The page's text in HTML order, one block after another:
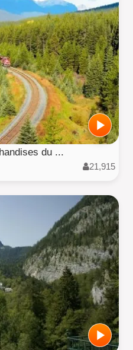
du ...
21,915